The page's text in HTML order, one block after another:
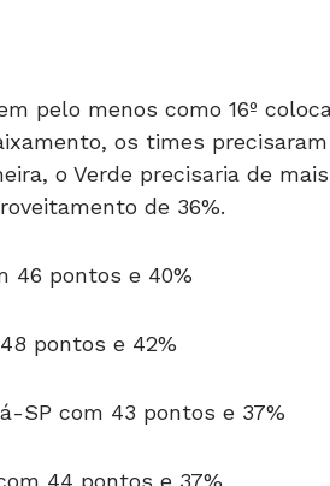
pelo menos como 16º
os times
o Verde precisaria de
de 36%.
46 pontos e 40%
pontos e 42%
SP com 43 pontos e 37%
44 pontos e 37%